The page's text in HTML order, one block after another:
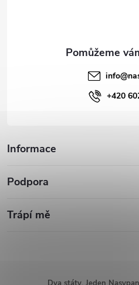
Informace
Podpora
Trápí mě
info@
+420